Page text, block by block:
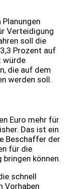
Verteidigung
soll die
Prozent auf
würde
die auf dem
werden soll.
Euro mehr für
Das ist ein
Beschaffer der
für die
können.
schnell
Vorhaben